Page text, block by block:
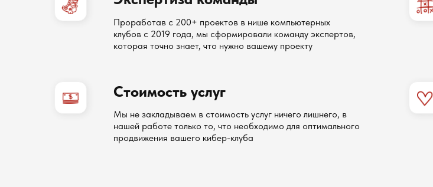
Проработав с 200+ проектов в нише компьютерных
клубов с 2019 года, мы сформировали команду экспертов,
которая точно знает, что нужно вашему проекту
Мы не закладываем в стоимость услуг ничего лишнего, в
нашей работе только то, что необходимо для оптимального
продвижения вашего кибер-клуба
Стоимость услуг